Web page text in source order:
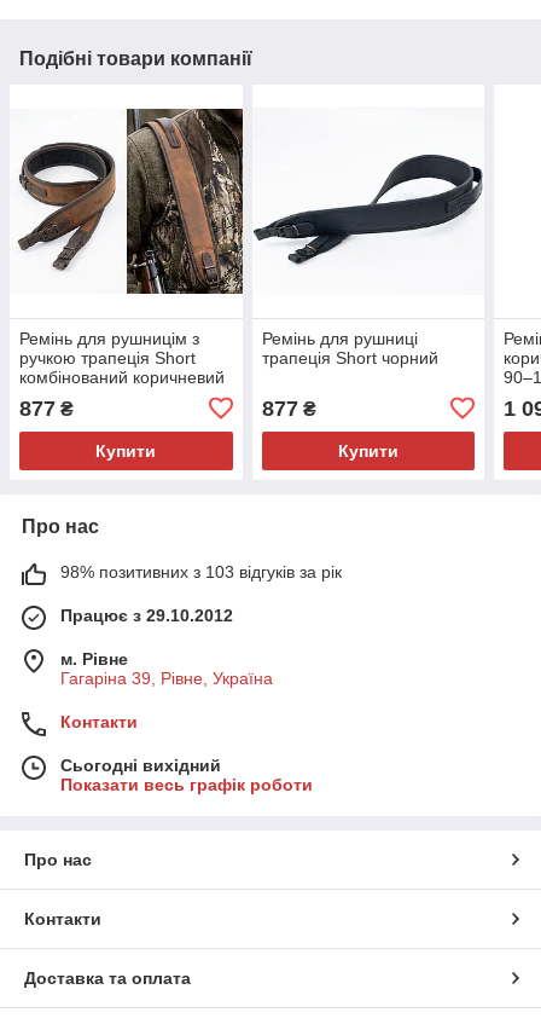
Подібні товари компанії
Ремінь для рушницім з
ручкою трапеція Short
комбінований коричневий
877 ₴
Купити
Ремінь для рушниці
трапеція Short чорний
877₴
Купити
1
Про нас
98% позитивних з 103 відгуків за рік
Працює з 29.10.2012
м. Рівне
Гагаріна 39, Рівне, Україна
Контакти
Сьогодні вихідний
Показати весь графік роботи
Про нас
Контакти
Доставка та оплата